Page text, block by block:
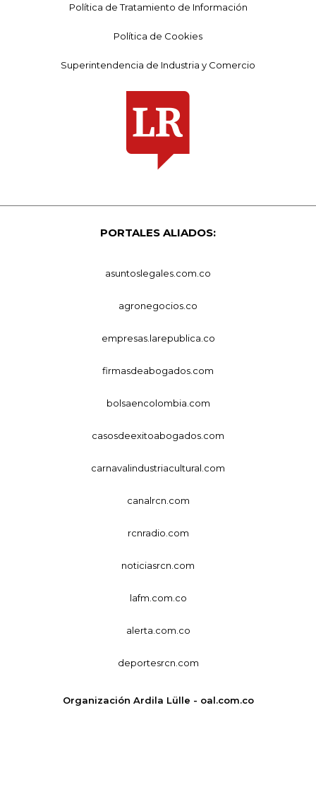
Política de Tratamiento de Información
Política de Cookies
Superintendencia de Industria y Comercio
PORTALES ALIADOS:
asuntoslegales.com.co
agronegocios.co
empresas.larepublica.co
firmasdeabogados.com
bolsaencolombia.com
casosdeexitoabogados.com
carnavalindustriacultural.com
canalrcn.com
rcnradio.com
noticiasrcn.com
lafm.com.co
alerta.com.co
deportesrcn.com
Organización Ardila Lülle - oal.com.co